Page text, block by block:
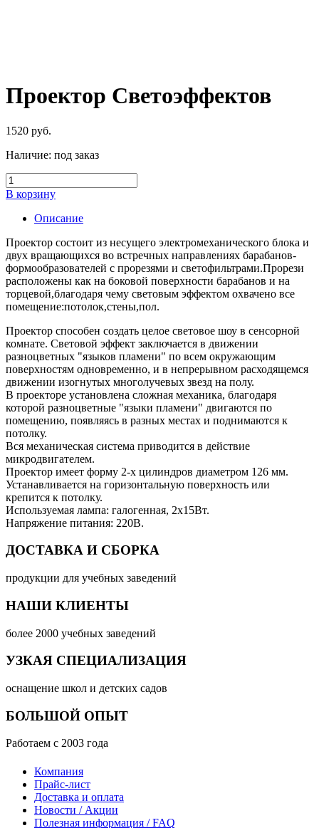
Проектор Светоэффектов
1520 руб.
Наличие: под заказ
В корзину
Описание
Проектор состоит из несущего электромеханического блока и
двух вращающихся во встречных направлениях барабанов-
формообразователей с прорезями и светофильтрами.Прорези
расположены как на боковой поверхности барабанов и на
торцевой,благодаря чему световым эффектом охвачено все
помещение:потолок,стены,пол.
Проектор способен создать целое световое шоу в сенсорной
комнате. Световой эффект заключается в движении
разноцветных "языков пламени" по всем окружающим
поверхностям одновременно, и в непрерывном расходящемся
движении изогнутых многолучевых звезд на полу.
В проекторе установлена сложная механика, благодаря
которой разноцветные "языки пламени" двигаются по
помещению, появляясь в разных местах и поднимаются к
потолку.
Вся механическая система приводится в действие
микродвигателем.
Проектор имеет форму 2-х цилиндров диаметром 126 мм.
Устанавливается на горизонтальную поверхность или
крепится к потолку.
Используемая лампа: галогенная, 2х15Вт.
Напряжение питания: 220В.
ДОСТАВКА И СБОРКА
продукции для учебных заведений
НАШИ КЛИЕНТЫ
более 2000 учебных заведений
УЗКАЯ СПЕЦИАЛИЗАЦИЯ
оснащение школ и детских садов
БОЛЬШОЙ ОПЫТ
Работаем с 2003 года
Компания
Прайс-лист
Доставка и оплата
Новости / Акции
Полезная информация / FAQ